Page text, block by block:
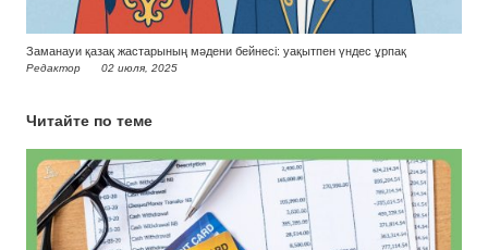
Заманауи қазақ жастарының мәдени бейнесі: уақытпен үндес ұрпақ
Редактор 02 июля, 2025
Читайте по теме